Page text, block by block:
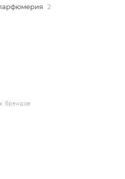
2
брендов